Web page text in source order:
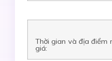
Thời gian và địa điểm
giá: